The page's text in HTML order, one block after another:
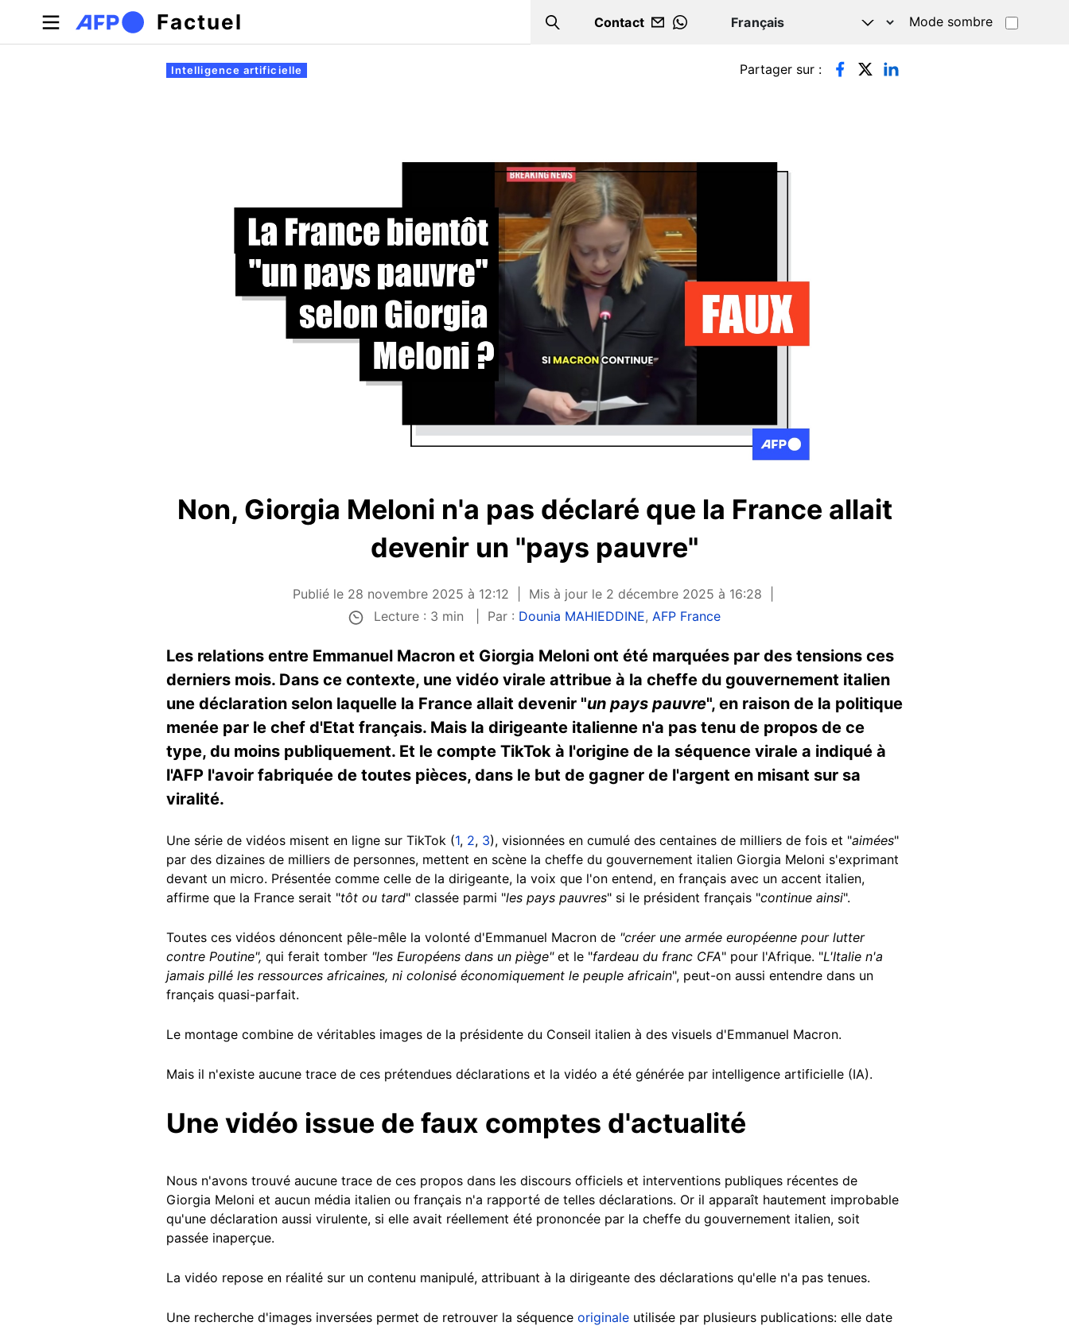
Aller au contenu principal
Factuel Search
Contact
WHATSAPP
Mode sombre
Onglets principaux
Intelligence artificielle Partager sur :
Non, Giorgia Meloni n'a pas déclaré que la France allait
devenir un "pays pauvre"
Publié le 28 novembre 2025 à 12:12
Mis à jour le 2 décembre 2025 à 16:28
Lecture : 3 min
Par : Dounia MAHIEDDINE, AFP France
Les relations entre Emmanuel Macron et Giorgia Meloni ont été marquées par des tensions ces
derniers mois. Dans ce contexte, une vidéo virale attribue à la cheffe du gouvernement italien
une déclaration selon laquelle la France allait devenir "un pays pauvre", en raison de la politique
menée par le chef d'Etat français. Mais la dirigeante italienne n'a pas tenu de propos de ce
type, du moins publiquement. Et le compte TikTok à l'origine de la séquence virale a indiqué à
l'AFP l'avoir fabriquée de toutes pièces, dans le but de gagner de l'argent en misant sur sa
viralité.
Une série de vidéos misent en ligne sur TikTok (1, 2, 3), visionnées en cumulé des centaines de milliers de fois et "aimées"
par des dizaines de milliers de personnes, mettent en scène la cheffe du gouvernement italien Giorgia Meloni s'exprimant
devant un micro. Présentée comme celle de la dirigeante, la voix que l'on entend, en français avec un accent italien,
affirme que la France serait "tôt ou tard" classée parmi "les pays pauvres" si le président français "continue ainsi".
Toutes ces vidéos dénoncent pêle-mêle la volonté d'Emmanuel Macron de "créer une armée européenne pour lutter
contre Poutine", qui ferait tomber "les Européens dans un piège" et le "fardeau du franc CFA" pour l'Afrique. "L'Italie n'a
jamais pillé les ressources africaines, ni colonisé économiquement le peuple africain", peut-on aussi entendre dans un
français quasi-parfait.
Le montage combine de véritables images de la présidente du Conseil italien à des visuels d'Emmanuel Macron.
Mais il n'existe aucune trace de ces prétendues déclarations et la vidéo a été générée par intelligence artificielle (IA).
Une vidéo issue de faux comptes d'actualité
Nous n'avons trouvé aucune trace de ces propos dans les discours officiels et interventions publiques récentes de
Giorgia Meloni et aucun média italien ou français n'a rapporté de telles déclarations. Or il apparaît hautement improbable
qu'une déclaration aussi virulente, si elle avait réellement été prononcée par la cheffe du gouvernement italien, soit
passée inaperçue.
La vidéo repose en réalité sur un contenu manipulé, attribuant à la dirigeante des déclarations qu'elle n'a pas tenues.
Une recherche d'images inversées permet de retrouver la séquence originale utilisée par plusieurs publications: elle date